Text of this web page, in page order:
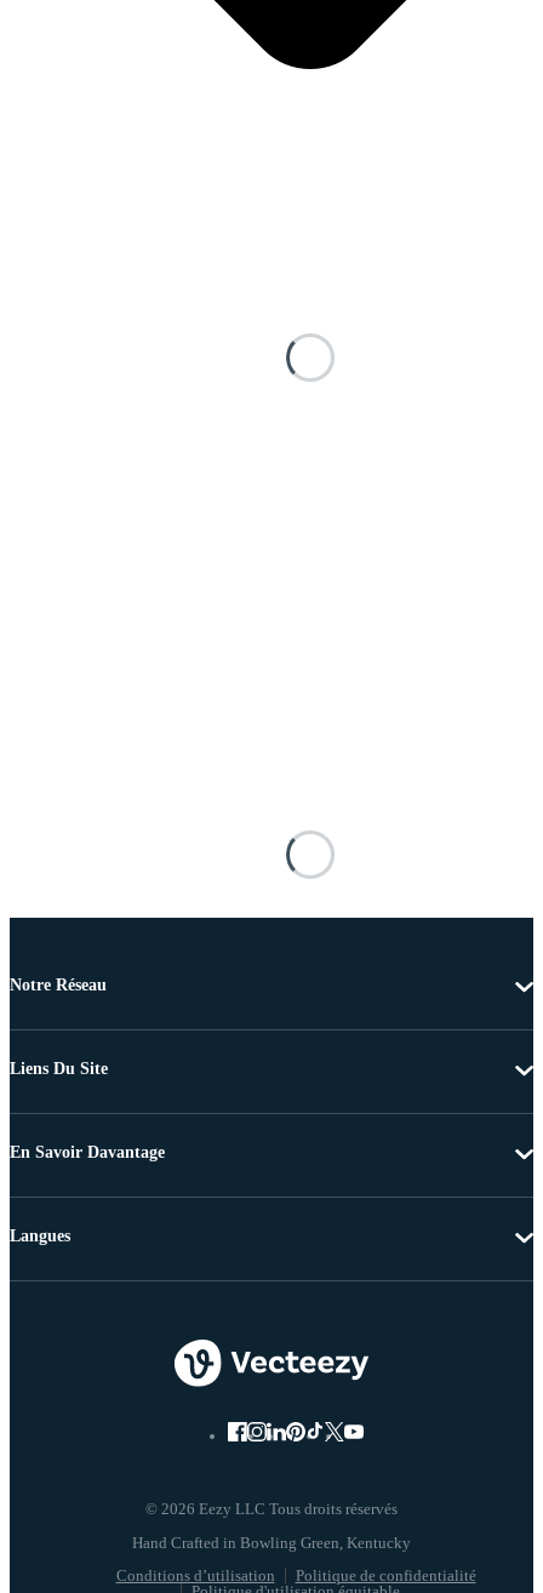
Notre Réseau
Liens Du Site
En Savoir Davantage
© 2026 Eezy LLC Tous droits réservés
Conditions d’utilisation
Politique de confidentialité
Langues